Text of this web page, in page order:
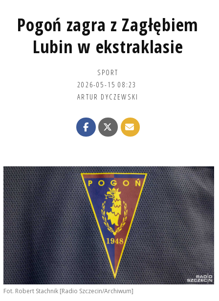
Pogoń zagra z Zagłębiem
Lubin w ekstraklasie
SPORT
2026-05-15 08:23
ARTUR DYCZEWSKI
Fot. Robert Stachnik [Radio Szczecin/Archiwum]